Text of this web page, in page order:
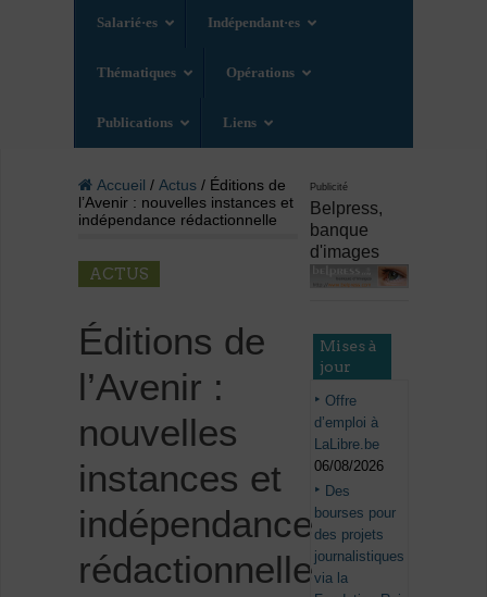
Salarié·es Indépendant·es
Thématiques Opérations
Publications Liens
Accueil / Actus/ Éditions de
l’Avenir : nouvelles instances et
indépendance rédactionnelle
ACTUS
Éditions de
l’Avenir :
nouvelles
instances et
indépendance
rédactionnelle
Publicité
Belpress,
banque
d'images
Mises à
jour
Offre
d’emploi à
LaLibre.be
06/08/2026
Des
bourses pour
des projets
journalistiques
via la